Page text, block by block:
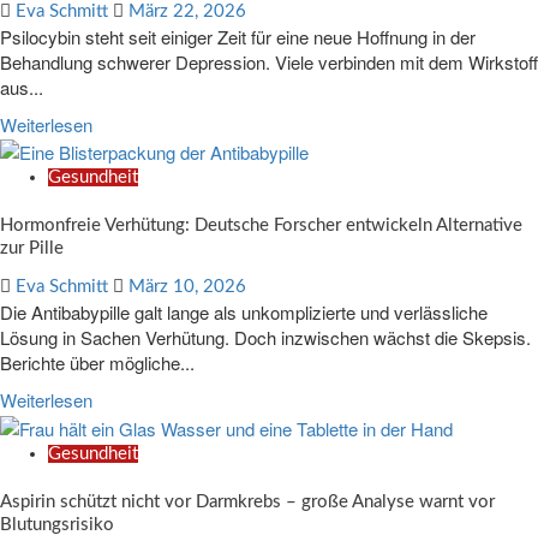
Eva Schmitt März 22, 2026
Psilocybin steht seit einiger Zeit für eine neue Hoffnung in der
Behandlung schwerer Depression. Viele verbinden mit dem Wirkstoff
aus...
Weiterlesen
Gesundheit
Hormonfreie Verhütung: Deutsche Forscher entwickeln Alternative
zur Pille
Eva Schmitt März 10, 2026
Die Antibabypille galt lange als unkomplizierte und verlässliche
Lösung in Sachen Verhütung. Doch inzwischen wächst die Skepsis.
Berichte über mögliche...
Weiterlesen
Gesundheit
Aspirin schützt nicht vor Darmkrebs – große Analyse warnt vor
Blutungsrisiko